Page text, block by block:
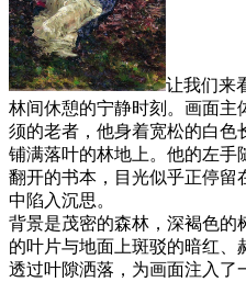
让我们来
林间休憩的宁静时刻。画面主
须的老者，他身着宽松的白色
铺满落叶的林地上。他的左手
翻开的书本，目光似乎正停留
中陷入沉思。
背景是茂密的森林，深褐色的
的叶片与地面上斑驳的暗红
透过叶隙洒落，为画面注入了